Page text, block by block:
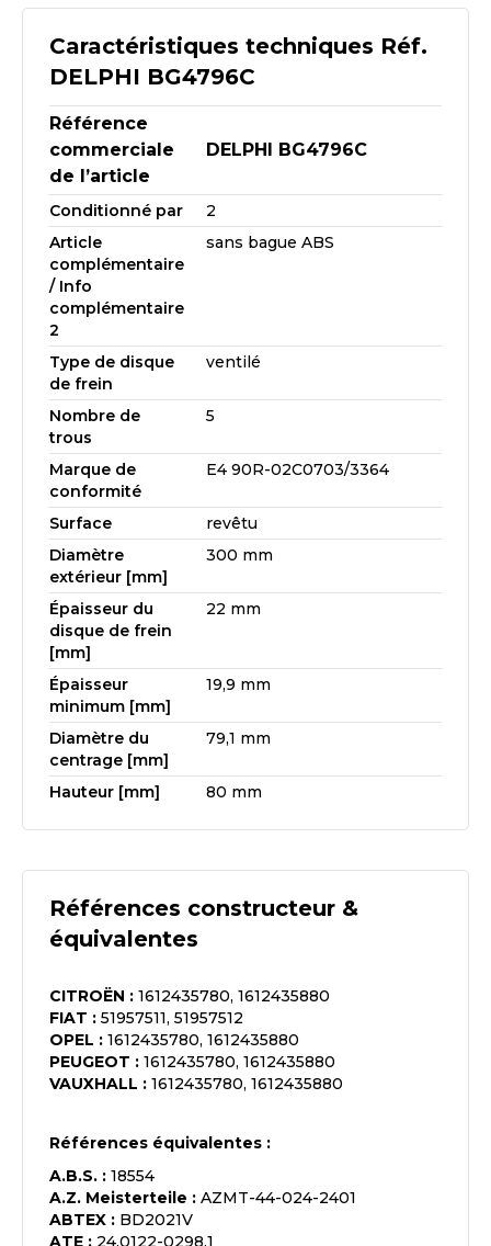
Caractéristiques techniques Réf.
DELPHI BG4796C
Référence
commerciale
de l’article
DELPHI BG4796C
Conditionné par
2
Article
complémentaire
/ Info
complémentaire
2
sans bague ABS
Type de disque
de frein
ventilé
Nombre de
trous
5
Marque de
conformité
E4 90R-02C0703/3364
Surface
revêtu
Diamètre
extérieur [mm]
300 mm
Épaisseur du
disque de frein
[mm]
22 mm
Épaisseur
minimum [mm]
19,9 mm
Diamètre du
centrage [mm]
79,1 mm
Hauteur [mm] 80 mm
Références constructeur &
équivalentes
CITROËN : 1612435780, 1612435880
FIAT : 51957511, 51957512
OPEL : 1612435780, 1612435880
PEUGEOT : 1612435780, 1612435880
VAUXHALL : 1612435780, 1612435880
Références équivalentes :
A.B.S. : 18554
A.Z. Meisterteile : AZMT-44-024-2401
ABTEX : BD2021V
ATE : 24.0122-0298.1